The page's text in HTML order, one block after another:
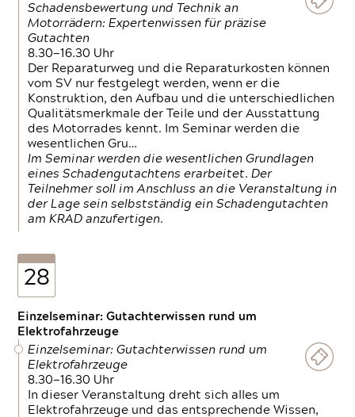
Schadensbewertung und Technik an
Motorrädern: Expertenwissen für präzise
Gutachten
8.30—16.30 Uhr
Der Reparaturweg und die Reparaturkosten können
vom SV nur festgelegt werden, wenn er die
Konstruktion, den Aufbau und die unterschiedlichen
Qualitätsmerkmale der Teile und der Ausstattung
des Motorrades kennt. Im Seminar werden die
wesentlichen Gru…
Im Seminar werden die wesentlichen Grundlagen
eines Schadengutachtens erarbeitet. Der
Teilnehmer soll im Anschluss an die Veranstaltung in
der Lage sein selbstständig ein Schadengutachten
am KRAD anzufertigen.
28
Einzelseminar: Gutachterwissen rund um
Elektrofahrzeuge
Einzelseminar: Gutachterwissen rund um
Elektrofahrzeuge
8.30—16.30 Uhr
In dieser Veranstaltung dreht sich alles um
Elektrofahrzeuge und das entsprechende Wissen,